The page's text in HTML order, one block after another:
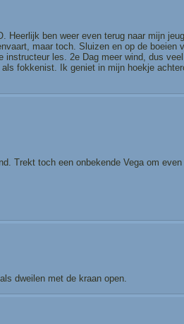
Heerlijk ben weer even terug naar mijn
maar toch. Sluizen en op de boeien
instructeur les. 2e Dag meer wind, dus
fokkenist. Ik geniet in mijn hoekje
Trekt toch een onbekende Vega om
dweilen met de kraan open.